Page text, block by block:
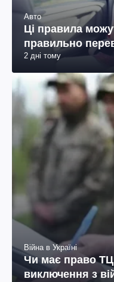
Авто
Ці правила
правильно
2 дні тому
Війна в Україні
Чи має право
виключення з